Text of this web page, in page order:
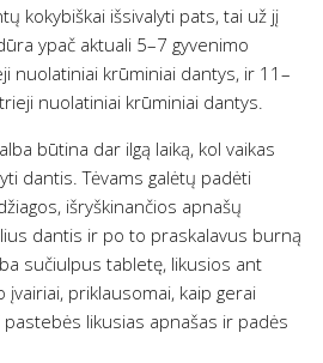
kokybiškai išsivalyti pats, tai už jį
ypač aktuali 5–7 gyvenimo
nuolatiniai krūminiai dantys, ir 11–
nuolatiniai krūminiai dantys.
būtina dar ilgą laiką, kol vaikas
dantis. Tėvams galėtų padėti
išryškinančios apnašų
dantis ir po to praskalavus burną
sučiulpus tabletę, likusios ant
priklausomai, kaip gerai
pastebės likusias apnašas ir padės